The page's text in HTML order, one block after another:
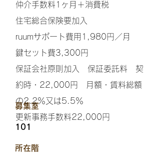
仲介手数料1ヶ月＋消費税
住宅総合保険要加入
ruumサポート費用1,980円／月
鍵セット費3,300円
保証会社原則加入 保証委託料 契
約時・22,000円 月額・賃料総額
の2.2％又は5.5％
更新事務手数料22,000円
​募集室
101
​所在階